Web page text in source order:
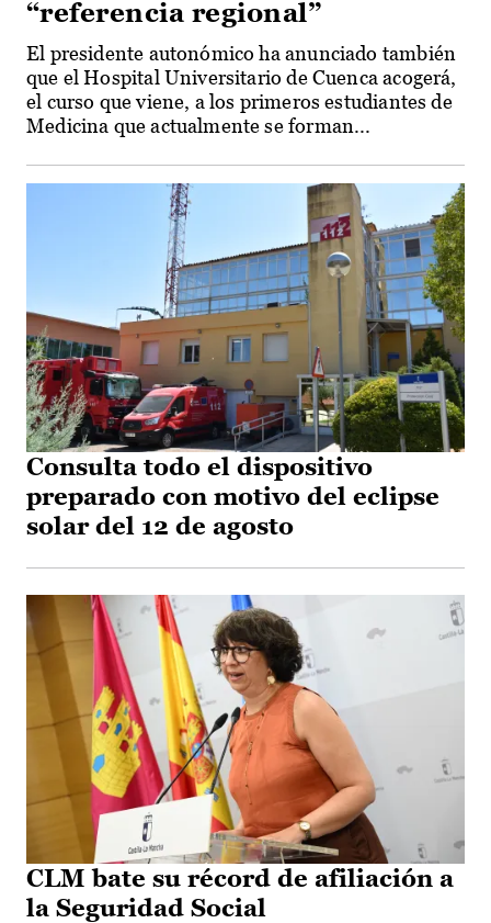
“referencia regional”
El presidente autonómico ha anunciado también
que el Hospital Universitario de Cuenca acogerá,
el curso que viene, a los primeros estudiantes de
Medicina que actualmente se forman...
Consulta todo el dispositivo
preparado con motivo del eclipse
solar del 12 de agosto
CLM bate su récord de afiliación a
la Seguridad Social